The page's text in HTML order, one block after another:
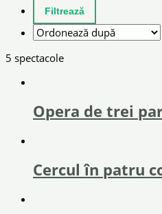
5 spectacole
Opera de trei
Cercul în patru